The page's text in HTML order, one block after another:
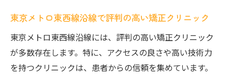
東京メトロ東西線沿線で評判の高い矯正クリニック
東京メトロ東西線沿線には、評判の高い矯正クリニック
が多数存在します。特に、アクセスの良さや高い技術力
を持つクリニックは、患者からの信頼を集めています。